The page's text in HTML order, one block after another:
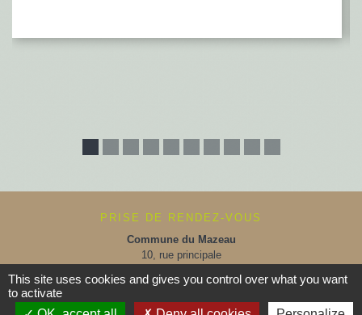
PRISE DE RENDEZ-VOUS
Commune du Mazeau
10, rue principale
+33 2 51 52 91 14
Contact par formulaire
This site uses cookies and gives you control over what you want
to activate